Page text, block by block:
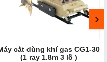
cắt dùng khí gas CG1-30
(1 ray 1.8m 3 lỗ )